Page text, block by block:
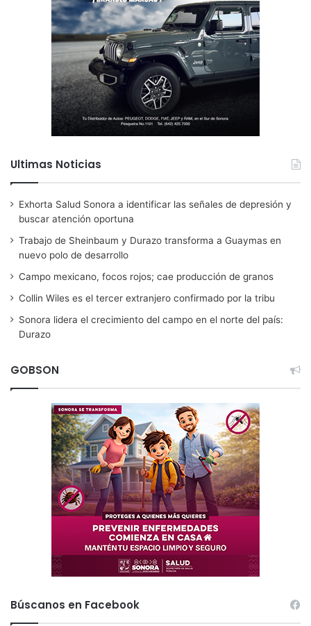
Ultimas Noticias
Exhorta Salud Sonora a identificar las señales de depresión y
buscar atención oportuna
Trabajo de Sheinbaum y Durazo transforma a Guaymas en
nuevo polo de desarrollo
Campo mexicano, focos rojos; cae producción de granos
Collin Wiles es el tercer extranjero confirmado por la tribu
Sonora lidera el crecimiento del campo en el norte del país:
Durazo
GOBSON
Búscanos en Facebook